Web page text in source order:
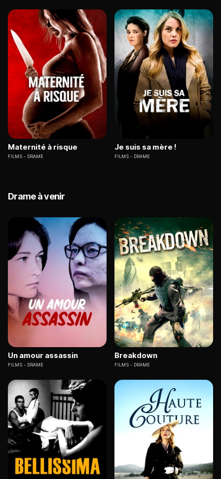
Maternité à risque
FILMS DRAME
Je suis sa mère !
FILMS DRAME
Drame à venir
Un amour assassin
FILMS DRAME
Breakdown
FILMS DRAME